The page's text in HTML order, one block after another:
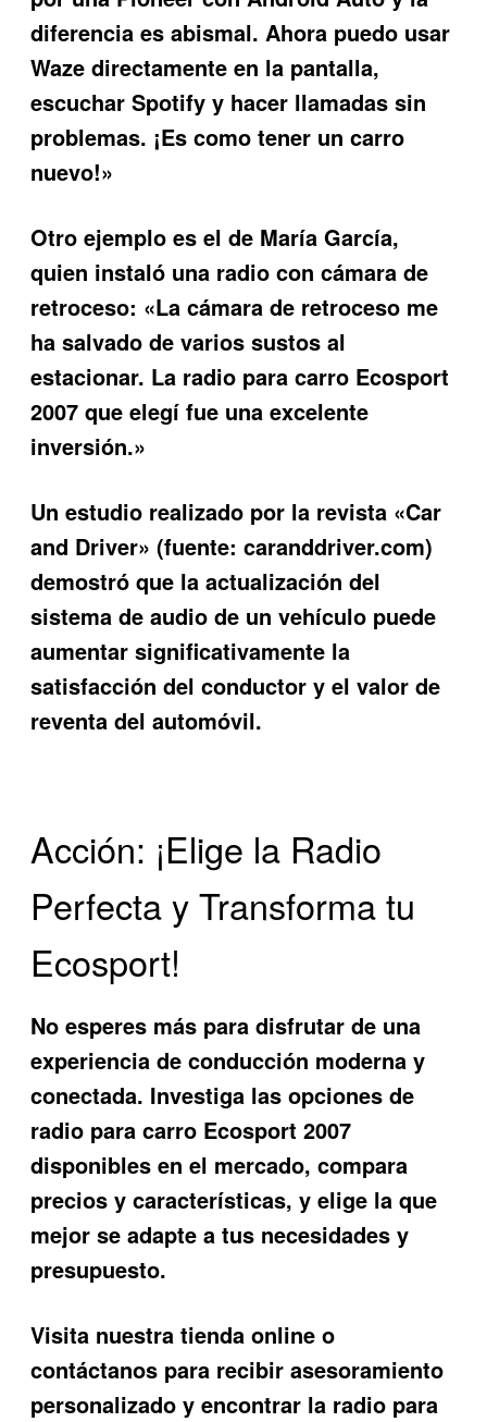
diferencia es abismal. Ahora puedo usar
Waze directamente en la pantalla,
escuchar Spotify y hacer llamadas sin
problemas. ¡Es como tener un carro
nuevo!»
Otro ejemplo es el de María García,
quien instaló una radio con cámara de
retroceso: «La cámara de retroceso me
ha salvado de varios sustos al
estacionar. La radio para carro Ecosport
2007 que elegí fue una excelente
inversión.»
Un estudio realizado por la revista «Car
and Driver» (fuente: caranddriver.com)
demostró que la actualización del
sistema de audio de un vehículo puede
aumentar significativamente la
satisfacción del conductor y el valor de
reventa del automóvil.
Acción: ¡Elige la Radio
Perfecta y Transforma tu
Ecosport!
No esperes más para disfrutar de una
experiencia de conducción moderna y
conectada. Investiga las opciones de
radio para carro Ecosport 2007
disponibles en el mercado, compara
precios y características, y elige la que
mejor se adapte a tus necesidades y
presupuesto.
Visita nuestra tienda online o
contáctanos para recibir asesoramiento
personalizado y encontrar la radio para